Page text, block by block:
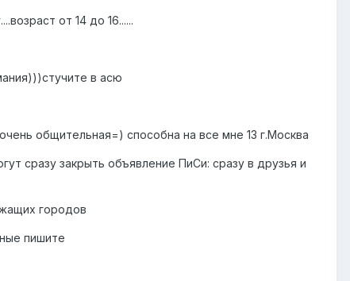
от 14 до 16......
в асю
общительная=) способна на все мне 13 г.Москва
сразу закрыть объявление ПиСи: сразу в друзья и
городов
пишите